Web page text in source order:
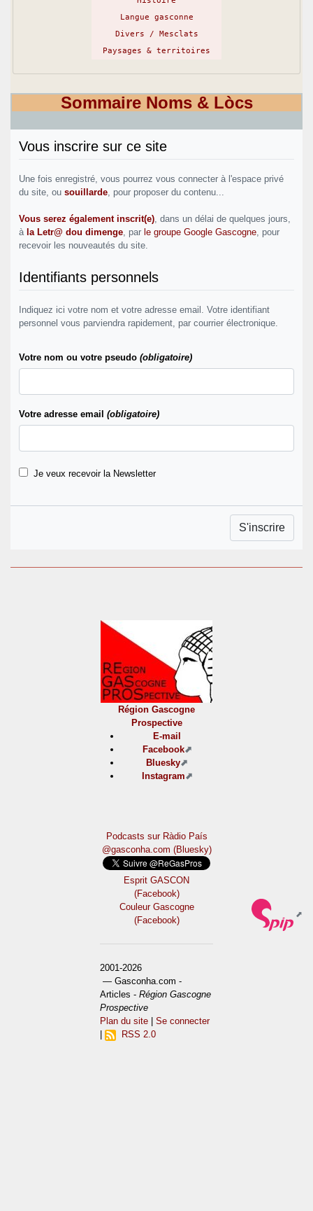
Langue gasconne
Divers / Mesclats
Paysages & territoires
Sommaire Noms & Lòcs
Vous inscrire sur ce site
Une fois enregistré, vous pourrez vous connecter à l'espace privé
du site, ou souillarde , pour proposer du contenu...
Vous serez également inscrit(e), dans un délai de quelques jours,
à la Letr@ dou dimenge, par le groupe Google Gascogne, pour
recevoir les nouveautés du site.
Identifiants personnels
Indiquez ici votre nom et votre adresse email. Votre identifiant
personnel vous parviendra rapidement, par courrier électronique.
Votre nom ou votre pseudo (obligatoire)
Votre adresse email (obligatoire)
Je veux recevoir la Newsletter
Région Gascogne
Prospective
E-mail
Facebook
Bluesky
Instagram
Podcasts sur Ràdio País
@gasconha.com (Bluesky)
Esprit GASCON
(Facebook)
Couleur Gascogne
(Facebook)
2001-2026
— Gasconha.com -
Articles -Région Gascogne
Prospective
Plan du site |Se connecter
|
RSS 2.0